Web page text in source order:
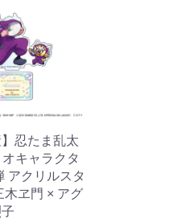
】忍たま乱太
キャラクタ
アクリルスタ
木ヱ門 × アグ